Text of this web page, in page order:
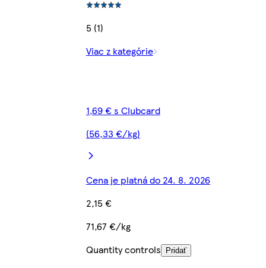
5 (1)
Viac z kategórie
1,69 € s Clubcard
(56,33 €/kg)
Cena je platná do 24. 8. 2026
2,15 €
71,67 €/kg
Quantity controls
Pridať